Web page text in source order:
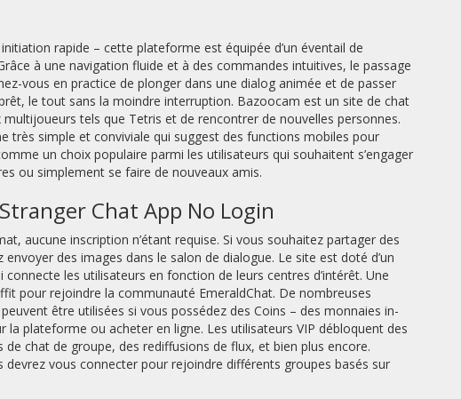
rapide – cette plateforme est équipée d’un éventail de
à une navigation fluide et à des commandes intuitives, le passage
vous en practice de plonger dans une dialog animée et de passer
le tout sans la moindre interruption. Bazoocam est un site de chat
tels que Tetris et de rencontrer de nouvelles personnes.
très simple et conviviale qui suggest des functions mobiles pour
un choix populaire parmi les utilisateurs qui souhaitent s’engager
ou simplement se faire de nouveaux amis.
Chat App No Login
aucune inscription n’étant requise. Si vous souhaitez partager des
des images dans le salon de dialogue. Le site est doté d’un
les utilisateurs en fonction de leurs centres d’intérêt. Une
pour rejoindre la communauté EmeraldChat. De nombreuses
être utilisées si vous possédez des Coins – des monnaies in-
la plateforme ou acheter en ligne. Les utilisateurs VIP débloquent des
chat de groupe, des rediffusions de flux, et bien plus encore.
devrez vous connecter pour rejoindre différents groupes basés sur